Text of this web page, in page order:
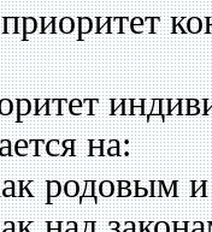
на:
родовым